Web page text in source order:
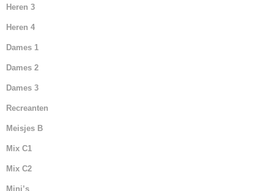
Heren 3
Heren 4
Dames 1
Dames 2
Dames 3
Recreanten
Meisjes B
Mix C1
Mix C2
Mini’s